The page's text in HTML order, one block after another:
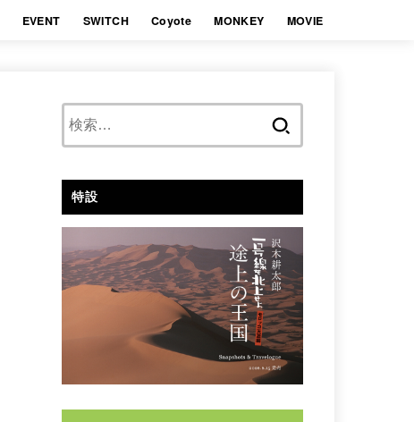
EVENT SWITCH Coyote MONKEY MOVIE
特設